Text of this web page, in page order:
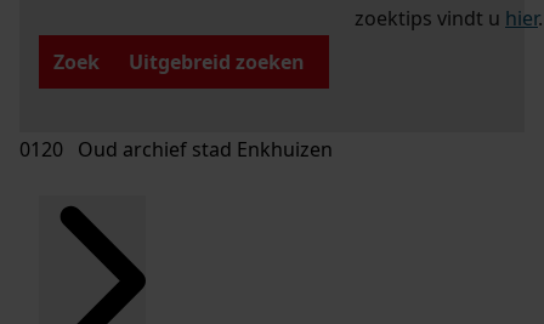
zoektips vindt u hier.
Zoek
Uitgebreid zoeken
0120 Oud archief stad Enkhuizen